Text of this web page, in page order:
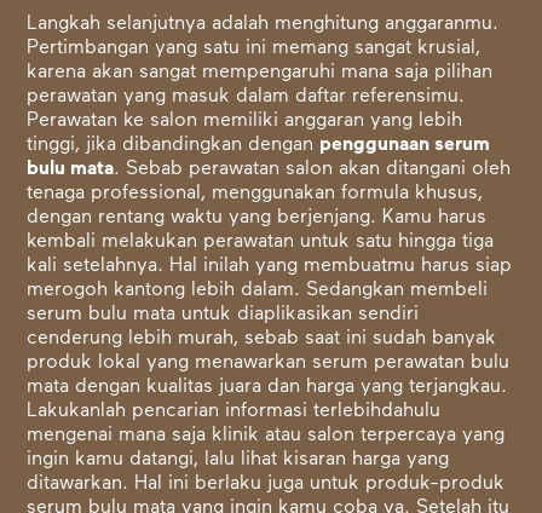
Langkah selanjutnya adalah menghitung anggaranmu.
Pertimbangan yang satu ini memang sangat krusial,
karena akan sangat mempengaruhi mana saja pilihan
perawatan yang masuk dalam daftar referensimu.
Perawatan ke salon memiliki anggaran yang lebih
tinggi, jika dibandingkan dengan penggunaan serum
bulu mata. Sebab perawatan salon akan ditangani oleh
tenaga professional, menggunakan formula khusus,
dengan rentang waktu yang berjenjang. Kamu harus
kembali melakukan perawatan untuk satu hingga tiga
kali setelahnya. Hal inilah yang membuatmu harus siap
merogoh kantong lebih dalam. Sedangkan membeli
serum bulu mata untuk diaplikasikan sendiri
cenderung lebih murah, sebab saat ini sudah banyak
produk lokal yang menawarkan serum perawatan bulu
mata dengan kualitas juara dan harga yang terjangkau.
Lakukanlah pencarian informasi terlebihdahulu
mengenai mana saja klinik atau salon terpercaya yang
ingin kamu datangi, lalu lihat kisaran harga yang
ditawarkan. Hal ini berlaku juga untuk produk-produk
serum bulu mata yang ingin kamu coba ya. Setelah itu